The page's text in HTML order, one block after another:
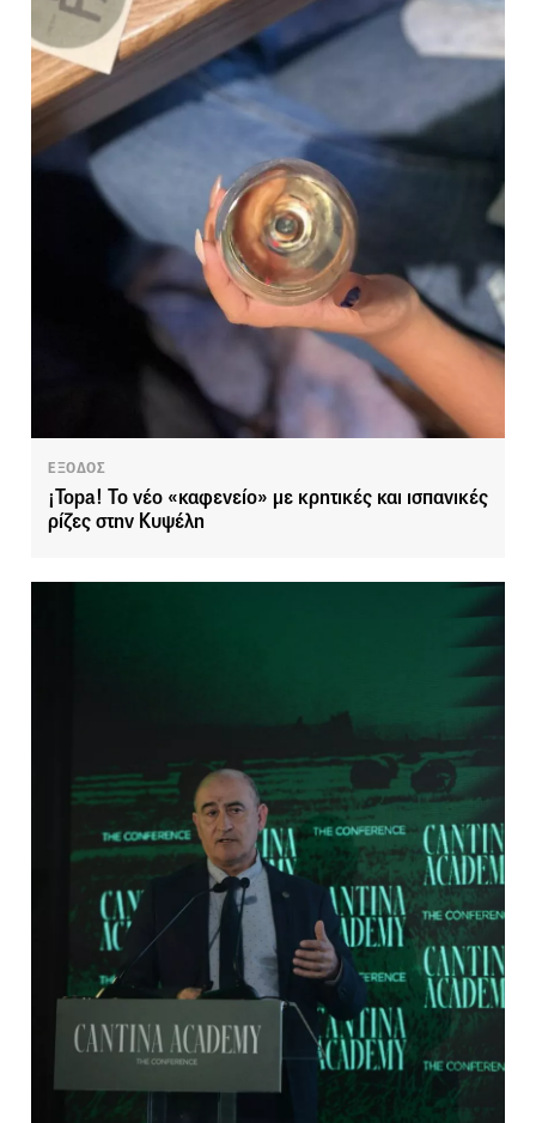
ΕΞΟΔΟΣ
¡Topa! Το νέο «καφενείο» με κρητικές και ισπανικές
ρίζες στην Κυψέλη